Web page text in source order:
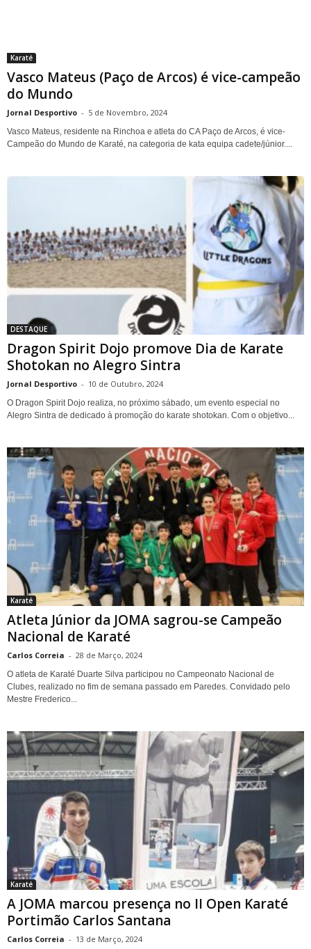
Karaté
Vasco Mateus (Paço de Arcos) é vice-campeão
do Mundo
Jornal Desportivo - 5 de Novembro, 2024
Vasco Mateus, residente na Rinchoa e atleta do CA Paço de Arcos, é vice-
Campeão do Mundo de Karaté, na categoria de kata equipa cadete/júnior....
DESTAQUE
Dragon Spirit Dojo promove Dia de Karate
Shotokan no Alegro Sintra
Jornal Desportivo - 10 de Outubro, 2024
O Dragon Spirit Dojo realiza, no próximo sábado, um evento especial no
Alegro Sintra de dedicado à promoção do karate shotokan. Com o objetivo...
Karaté
Atleta Júnior da JOMA sagrou-se Campeão
Nacional de Karaté
Carlos Correia - 28 de Março, 2024
O atleta de Karaté Duarte Silva participou no Campeonato Nacional de
Clubes, realizado no fim de semana passado em Paredes. Convidado pelo
Mestre Frederico...
Karaté
A JOMA marcou presença no II Open Karaté
Portimão Carlos Santana
Carlos Correia - 13 de Março, 2024